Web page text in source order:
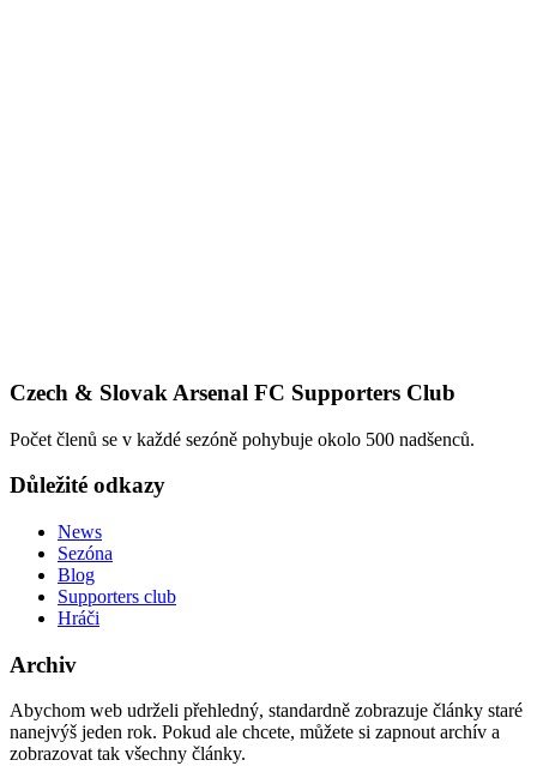
Czech & Slovak Arsenal FC Supporters Club
Počet členů se v každé sezóně pohybuje okolo 500 nadšenců.
Důležité odkazy
News
Sezóna
Blog
Supporters club
Hráči
Archiv
Abychom web udrželi přehledný, standardně zobrazuje články staré
nanejvýš jeden rok. Pokud ale chcete, můžete si zapnout archív a
zobrazovat tak všechny články.